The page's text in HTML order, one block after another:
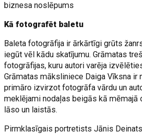
biznesa noslēpums
Kā fotografēt baletu
Baleta fotogrāfija ir ārkārtīgi grūts
iegūt vēl kādu skatījumu. Grāmatas
fotogrāfijas, kuru autori varēja
Grāmatas māksliniece Daiga Vīksna ir
primāro izvirzot fotogrāfa vārdu un
meklējami nodaļas beigās kā mēmajā
lāso un laistās.
Pirmklasīgais portretists Jānis